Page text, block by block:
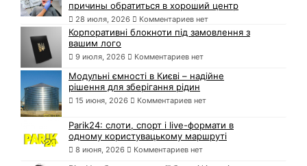
причины обратиться в хороший центр
28 июля, 2026 Комментариев нет
Корпоративні блокноти під замовлення з
вашим лого
9 июля, 2026 Комментариев нет
Модульні ємності в Києві – надійне
рішення для зберігання рідин
15 июня, 2026 Комментариев нет
Parik24: слоти, спорт і live-формати в
одному користувацькому маршруті
8 июня, 2026 Комментариев нет